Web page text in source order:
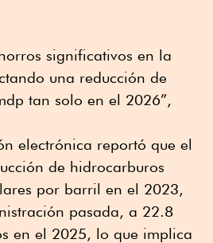
significativos en la
una reducción de
tan solo en el 2026”,
electrónica reportó que el
de hidrocarburos
por barril en el 2023,
pasada, a 22.8
en el 2025, lo que implica